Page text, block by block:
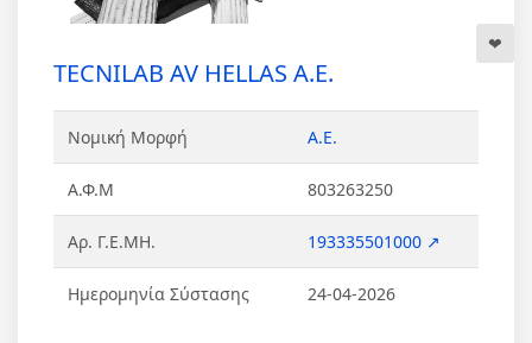
TECNILAB AV HELLAS Α.Ε.
Νομική Μορφή Α.Ε.
Α.Φ.Μ 803263250
Αρ. Γ.Ε.ΜΗ. 193335501000 ↗
Ημερομηνία Σύστασης 24-04-2026